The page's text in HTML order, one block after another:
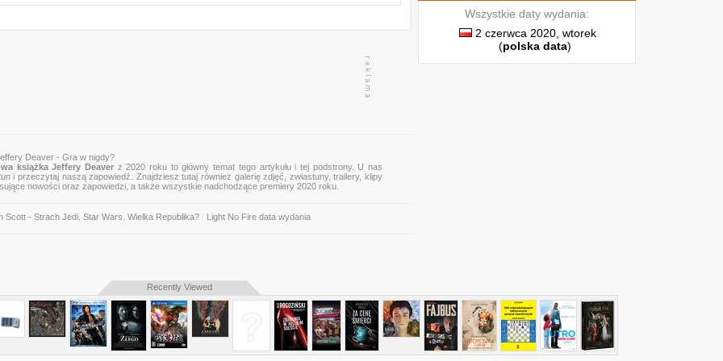
Peter Robinson
"Absolutny zachwyt! "Gra w nigdy" to diablo porywająca lektura. Niesamowity
Deaver - Gra w nigdy?
książka Jeffery Deaverz 2020 roku to główny temat tego artykułu i tej podstrony. U nas
i przeczytaj naszą zapowiedź. Znajdziesz tutaj również galerię zdjęć, zwiastuny, trailery, klipy
nowości oraz zapowiedzi, a także wszystkie nadchodzące premiery 2020 roku.
Scott - Strach Jedi. Star Wars. Wielka Republika? Light No Fire data wydania
Wszystkie daty wydania:
2 czerwca 2020, wtorek
(polska data)
Recently Viewed